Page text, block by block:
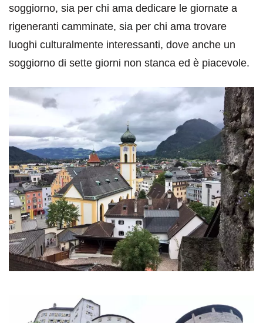
soggiorno, sia per chi ama dedicare le giornate a
rigeneranti camminate, sia per chi ama trovare
luoghi culturalmente interessanti, dove anche un
soggiorno di sette giorni non stanca ed è piacevole.